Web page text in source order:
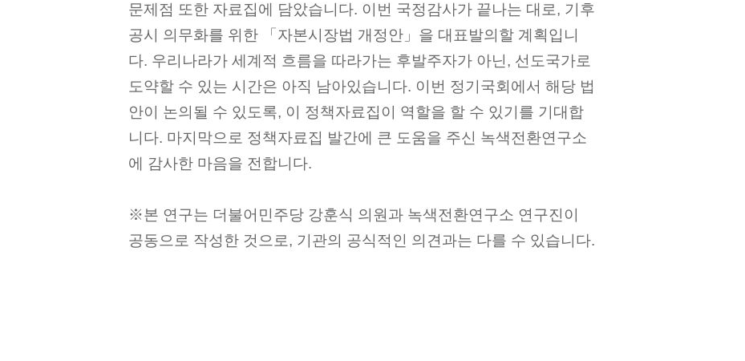
문제점 또한 자료집에 담았습니다. 이번 국정감사가 끝나는 대로, 기후
공시 의무화를 위한 「자본시장법 개정안」을 대표발의할 계획입니
다. 우리나라가 세계적 흐름을 따라가는 후발주자가 아닌, 선도국가로
도약할 수 있는 시간은 아직 남아있습니다. 이번 정기국회에서 해당 법
안이 논의될 수 있도록, 이 정책자료집이 역할을 할 수 있기를 기대합
니다. 마지막으로 정책자료집 발간에 큰 도움을 주신 녹색전환연구소
에 감사한 마음을 전합니다.
※본 연구는 더불어민주당 강훈식 의원과 녹색전환연구소 연구진이
공동으로 작성한 것으로, 기관의 공식적인 의견과는 다를 수 있습니다.